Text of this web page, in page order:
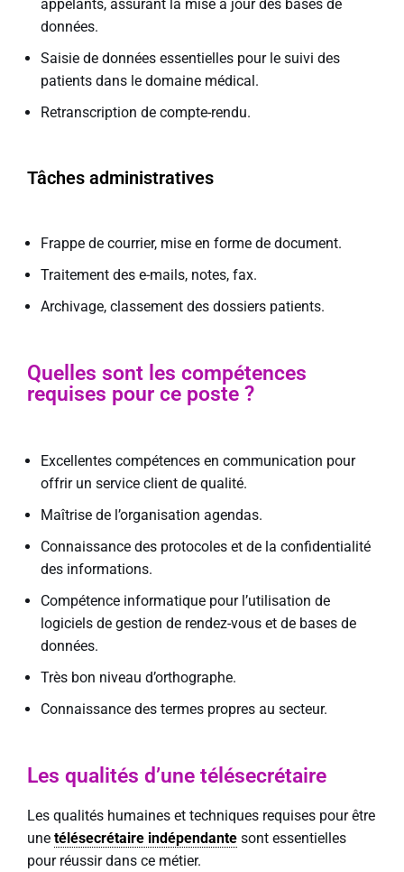
appelants, assurant la mise à jour des bases de
données.
Saisie de données essentielles pour le suivi des
patients dans le domaine médical.
Retranscription de compte-rendu.
Tâches administratives
Frappe de courrier, mise en forme de document.
Traitement des e-mails, notes, fax.
Archivage, classement des dossiers patients.
Quelles sont les compétences
requises pour ce poste ?
Excellentes compétences en communication pour
offrir un service client de qualité.
Maîtrise de l’organisation agendas.
Connaissance des protocoles et de la confidentialité
des informations.
Compétence informatique pour l’utilisation de
logiciels de gestion de rendez-vous et de bases de
données.
Très bon niveau d’orthographe.
Connaissance des termes propres au secteur.
Les qualités d’une télésecrétaire
Les qualités humaines et techniques requises pour être
une télésecrétaire indépendante sont essentielles
pour réussir dans ce métier.